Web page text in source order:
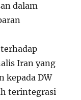
dalam
Iran yang
kepada DW
terintegrasi